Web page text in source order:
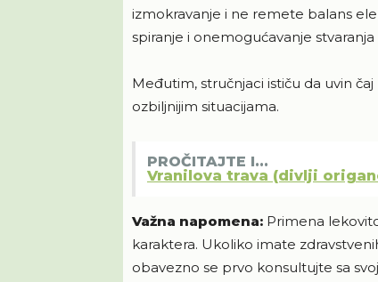
izmokravanje i ne remete balans
spiranje i onemogućavanje
Međutim, stručnjaci ističu da uvin
ozbiljnijim situacijama.
PROČITAJTE I...
Vranilova trava (divlji
Važna napomena: Primena
karaktera. Ukoliko imate
obavezno se prvo konsultujte sa